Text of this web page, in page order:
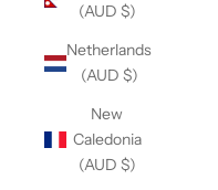
(AUD $)
Netherlands
(AUD $)
New
Caledonia
(AUD $)